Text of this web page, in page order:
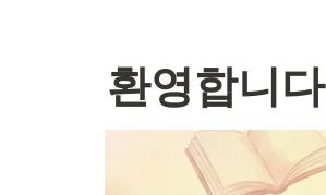
환영합니다